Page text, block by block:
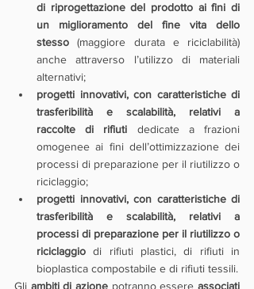
di riprogettazione del prodotto ai fini di
un miglioramento del fine vita dello
stesso (maggiore durata e riciclabilità)
anche attraverso l’utilizzo di materiali
alternativi;
progetti innovativi, con caratteristiche di
trasferibilità e scalabilità, relativi a
raccolte di rifiuti dedicate a frazioni
omogenee ai fini dell’ottimizzazione dei
processi di preparazione per il riutilizzo o
riciclaggio;
progetti innovativi, con caratteristiche di
trasferibilità e scalabilità, relativi a
processi di preparazione per il riutilizzo o
riciclaggio di rifiuti plastici, di rifiuti in
bioplastica compostabile e di rifiuti tessili.
Gli ambiti di azione potranno essere associati